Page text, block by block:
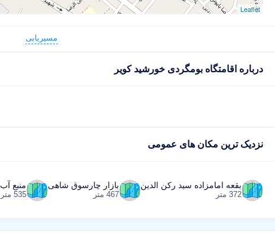
Leaflet
مسیریابی
درباره اقامتگاه بومگردی خورشید کویر
نزدیک ترین مکان های عمومی
بقعه امامزاده سید رکن الدین
372 متر
بازار چارسوق شاهی
467 متر
منبع آب
535 متر